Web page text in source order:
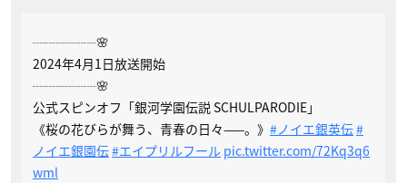
ㅤㅤㅤ┈┈┈┈┈🌸
ㅤㅤㅤ2024年4月1日放送開始
ㅤㅤㅤㅤㅤㅤㅤㅤㅤ┈┈┈┈┈🌸
公式スピンオフ「銀河学園伝説 SCHULPARODIE」
《桜の花びらが舞う、青春の日々——。》 #ノイエ銀英伝#
ノイエ銀園伝#エイプリルフール pic.twitter.com/72Kq3q6
wml